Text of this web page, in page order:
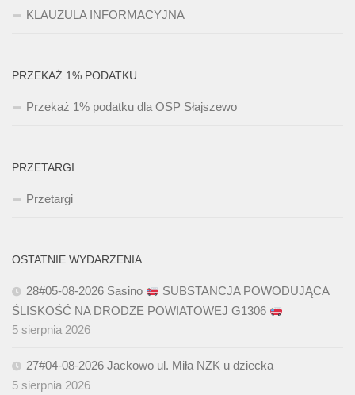
KLAUZULA INFORMACYJNA
PRZEKAŻ 1% PODATKU
Przekaż 1% podatku dla OSP Słajszewo
PRZETARGI
Przetargi
OSTATNIE WYDARZENIA
28#05-08-2026 Sasino
SUBSTANCJA POWODUJĄCA
ŚLISKOŚĆ NA DRODZE POWIATOWEJ G1306
5 sierpnia 2026
27#04-08-2026 Jackowo ul. Miła NZK u dziecka
5 sierpnia 2026